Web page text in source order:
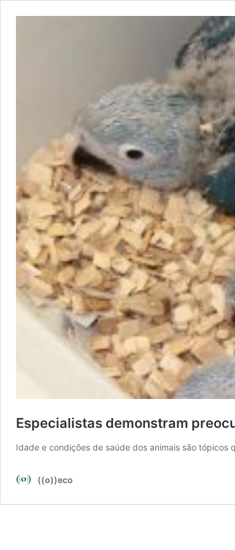
Especialistas demonstram
Idade e condições de saúde dos animais são
((o))eco